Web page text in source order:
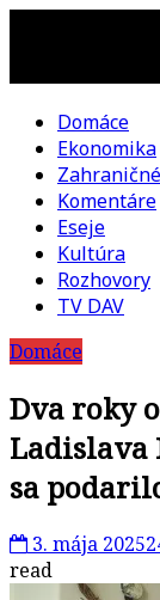
DAV
DVA
politická
revue
Domáce
Ekonomika
Zahraničné
Komentáre
Eseje
Kultúra
Rozhovory
TV DAV
Domáce
Dva roky
Ladislava
sa
3. mája 2025
read